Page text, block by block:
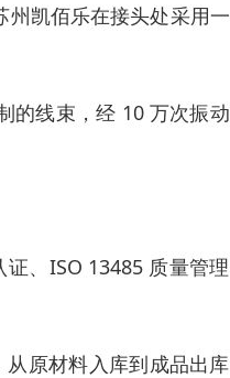
凯佰乐在接头处采用
的线束，经 10 万次振
、ISO 13485 质量管
原材料入库到成品出